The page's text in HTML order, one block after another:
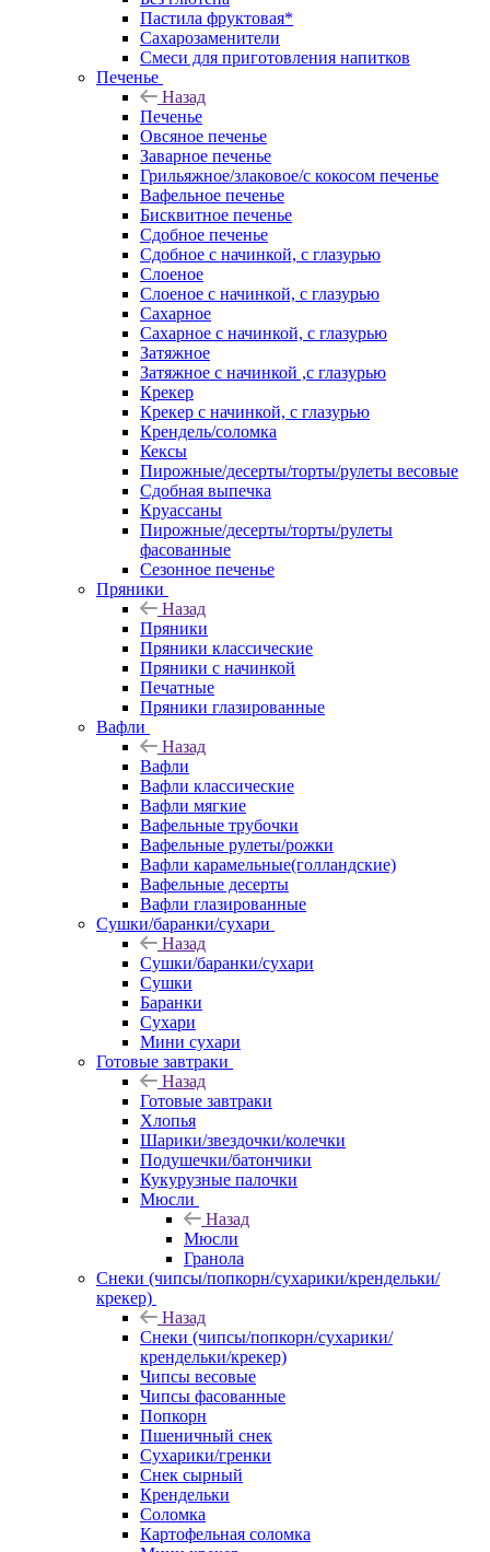
Пастила фруктовая*
Сахарозаменители
Смеси для приготовления напитков
Печенье
Назад
Печенье
Овсяное печенье
Заварное печенье
Грильяжное/злаковое/с кокосом печенье
Вафельное печенье
Бисквитное печенье
Сдобное печенье
Сдобное с начинкой, с глазурью
Слоеное
Слоеное с начинкой, с глазурью
Сахарное
Сахарное с начинкой, с глазурью
Затяжное
Затяжное с начинкой ,с глазурью
Крекер
Крекер с начинкой, с глазурью
Крендель/соломка
Кексы
Пирожные/десерты/торты/рулеты весовые
Сдобная выпечка
Круассаны
Пирожные/десерты/торты/рулеты
фасованные
Сезонное печенье
Пряники
Назад
Пряники
Пряники классические
Пряники с начинкой
Печатные
Пряники глазированные
Вафли
Назад
Вафли
Вафли классические
Вафли мягкие
Вафельные трубочки
Вафельные рулеты/рожки
Вафли карамельные(голландские)
Вафельные десерты
Вафли глазированные
Сушки/баранки/сухари
Назад
Сушки/баранки/сухари
Сушки
Баранки
Сухари
Мини сухари
Готовые завтраки
Назад
Готовые завтраки
Хлопья
Шарики/звездочки/колечки
Подушечки/батончики
Кукурузные палочки
Мюсли
Назад
Мюсли
Гранола
Снеки (чипсы/попкорн/сухарики/крендельки/
крекер)
Назад
Снеки (чипсы/попкорн/сухарики/
крендельки/крекер)
Чипсы весовые
Чипсы фасованные
Попкорн
Пшеничный снек
Сухарики/гренки
Снек сырный
Крендельки
Соломка
Картофельная соломка